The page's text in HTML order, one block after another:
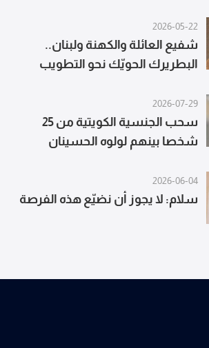
2026-05-22
شفيع العائلة والكهنة ولبنان..
البطريرك الحويّك نحو التطويب
2026-07-29
سحب الجنسية الكويتية من 25
شخصا بينهم لولوه الحسينان
2026-06-04
سلام: لا يجوز أن نضيّع هذه الفرصة